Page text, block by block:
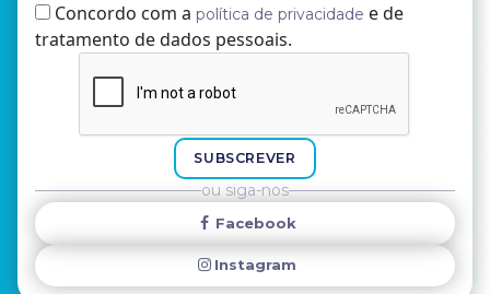
Nome
E-mail
Concordo com a política de privacidade e de
tratamento de dados pessoais.
SUBSCREVER
ou siga-nos
Facebook
Instagram